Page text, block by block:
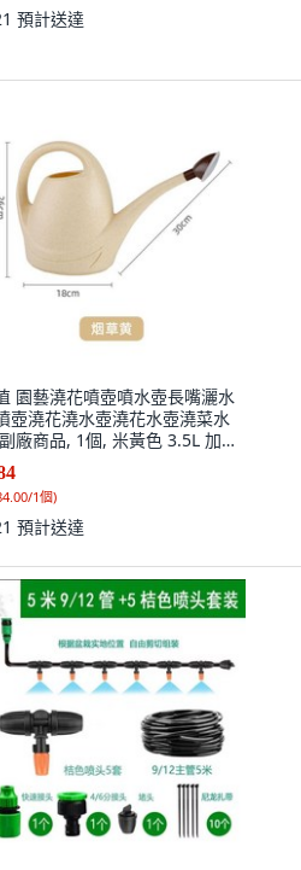
預計送達
園藝澆花噴壺噴水壺長嘴灑水
壺澆花澆水壺澆花水壺澆菜水
廠商品, 1個, 米黃色 3.5L 加大
1個)
預計送達